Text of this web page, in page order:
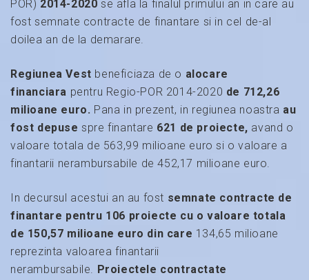
POR) 2014-2020 se afla la finalul primului an in care au
fost semnate contracte de finantare si in cel de-al
doilea an de la demarare.
Regiunea Vest beneficiaza de o alocare
financiara pentru Regio-POR 2014-2020 de 712,26
milioane euro. Pana in prezent, in regiunea noastra au
fost depuse spre finantare 621 de proiecte, avand o
valoare totala de 563,99 milioane euro si o valoare a
finantarii nerambursabile de 452,17 milioane euro.
In decursul acestui an au fost semnate contracte de
finantare pentru 106 proiecte cu o valoare totala
de 150,57 milioane euro din care 134,65 milioane
reprezinta valoarea finantarii
nerambursabile. Proiectele contractate